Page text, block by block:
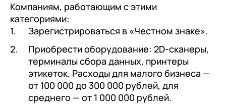
Компаниям, работающим с этими
категориями:
Зарегистрироваться в «Честном знаке».
Приобрести оборудование: 2D-сканеры,
терминалы сбора данных, принтеры
этикеток. Расходы для малого бизнеса —
от 100 000 до 300 000 рублей, для
среднего — от 1 000 000 рублей.